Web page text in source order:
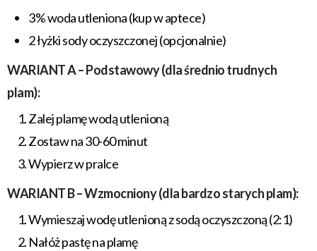
3% woda utleniona (kup w aptece)
2 łyżki sody oczyszczonej (opcjonalnie)
WARIANT A – Podstawowy (dla średnio trudnych
plam):
Zalej plamę wodą utlenioną
Zostaw na 30-60 minut
Wypierz w pralce
WARIANT B – Wzmocniony (dla bardzo starych plam):
Wymieszaj wodę utlenioną z sodą oczyszczoną (2:1)
Nałóż pastę na plamę